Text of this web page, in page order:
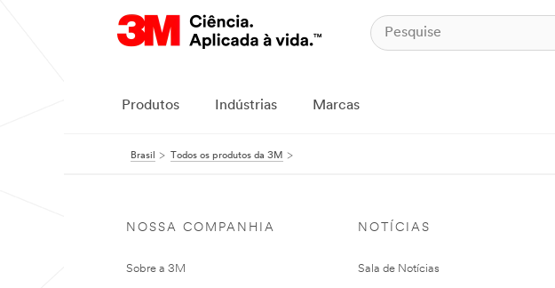
Produtos Indústrias Marcas
Brasil Todos os produtos da 3M
NOSSA COMPANHIA
Sobre a 3M
NOTÍCIAS
Sala de Notícias